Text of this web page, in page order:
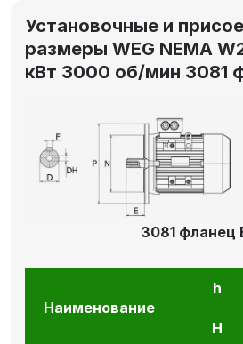
Установочные и
размеры WEG NEMA
кВт 3000 об/мин 3081
3081 фланец
Наименование
h
H